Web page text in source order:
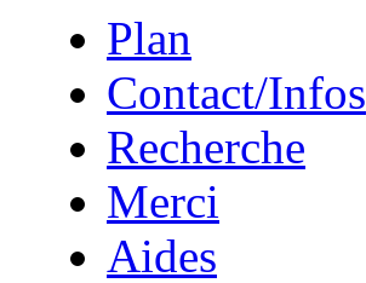
Plan
Contact/Infos
Recherche
Merci
Aides